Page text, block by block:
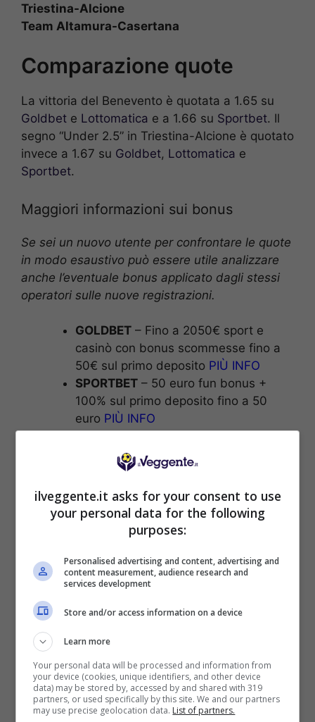
Triestina-Alcione
Team Altamura-Casertana
Comparazione quote
La vittoria del Benevento è quotata a 1.65 su
Goldbet e Lottomatica e a 1.66 su Sportbet. Il
segno “Under 2.5” in Triestina-Alcione è quotato
invece a 1.67 su Goldbet, Lottomatica e
Sportbet.
Maggiori informazioni sui bonus
Se sei un nuovo utente per confrontare le quote
in modo esaustivo può essere utile analizzare
anche l’eventuale bonus applicato dagli stessi
operatori sulle nuove registrazioni.
GOLDBET– Fino a 2050€ sport e
casinò con bonus scommesse fino a
50€ sul primo deposito PIÙ INFO
SPORTBET– 50 euro fun bonus +
100% sul primo deposito fino a 50
euro PIÙ INFO
e casinò con bonus scommesse fino a
50€ sul primo deposito
ISCRIVITI al canale TELEGRAM
per ricevere
GRATIS le notifiche con altri pronostici last
minute esclusivi anche su MARCATORI, TIRI E
AMMONITI:CLICCA QUI
BONUS SPORTBET: 100€ SUBITO
Bonus 50€ SENZA deposito + fino a 50€ di
rimborso
Bonus 50€ senza deposito sport + fino a 50€ di
ilveggente.it asks for your consent to use
your personal data for the following
purposes:
Personalised advertising and content, advertising and
content measurement, audience research and
services development
Store and/or access information on a device
Learn more
Your personal data will be processed and information from
your device (cookies, unique identifiers, and other device
data) may be stored by, accessed by and shared with 319
partners, or used specifically by this site. We and our partners
may use precise geolocation data. List of partners.